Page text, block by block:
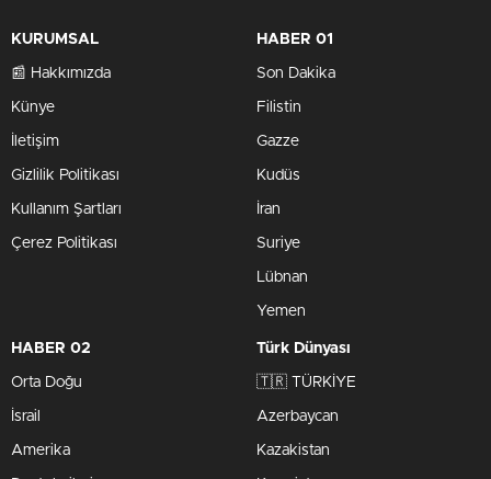
KURUMSAL
📰 Hakkımızda
Künye
İletişim
Gizlilik Politikası
Kullanım Şartları
Çerez Politikası
HABER 01
Son Dakika
Filistin
Gazze
Kudüs
İran
Suriye
Lübnan
Yemen
HABER 02
Orta Doğu
İsrail
Amerika
Türk Dünyası
🇹🇷 TÜRKİYE
Azerbaycan
Kazakistan